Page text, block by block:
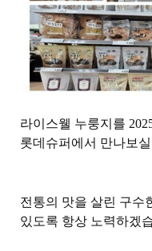
라이스웰 누룽지를
롯데슈퍼에서 만나보
전통의 맛을 살린 구수
있도록 항상 노력하겠